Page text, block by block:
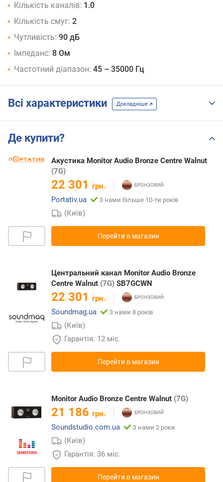
Кількість каналів: 1.0
Кількість смуг: 2
Чутливість: 90 дБ
Імпеданс: 8 Ом
Частотний діапазон: 45 – 35000 Гц
Всі характеристики Докладніше
Де купити?
Акустика Monitor Audio Bronze Centre Walnut
(7G)
22 301 грн.
Portativ.ua
З нами більше 10-ти років
(Київ)
Перейти в магазин
Центральний канал Monitor Audio Bronze
Centre Walnut (7G) SB7GCWN
22 301 грн.
Soundmag.ua
З нами 8 років
(Київ)
Гарантія: 12 міс.
Перейти в магазин
Monitor Audio Bronze Centre Walnut (7G)
21 186 грн.
Soundstudio.com.ua
З нами 2 роки
(Київ)
Гарантія: 36 міс.
Перейти в магазин